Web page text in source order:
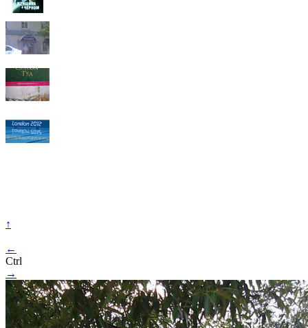
↑
←
Ctrl
→